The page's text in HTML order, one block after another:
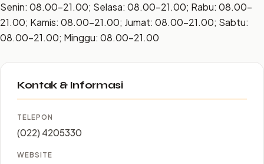
Senin: 08.00–21.00; Selasa: 08.00–21.00; Rabu: 08.00–
21.00; Kamis: 08.00–21.00; Jumat: 08.00–21.00; Sabtu:
08.00–21.00; Minggu: 08.00–21.00
Kontak & Informasi
TELEPON
(022) 4205330
WEBSITE